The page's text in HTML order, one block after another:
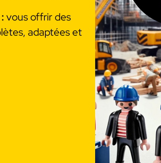
vous offrir des
adaptées et